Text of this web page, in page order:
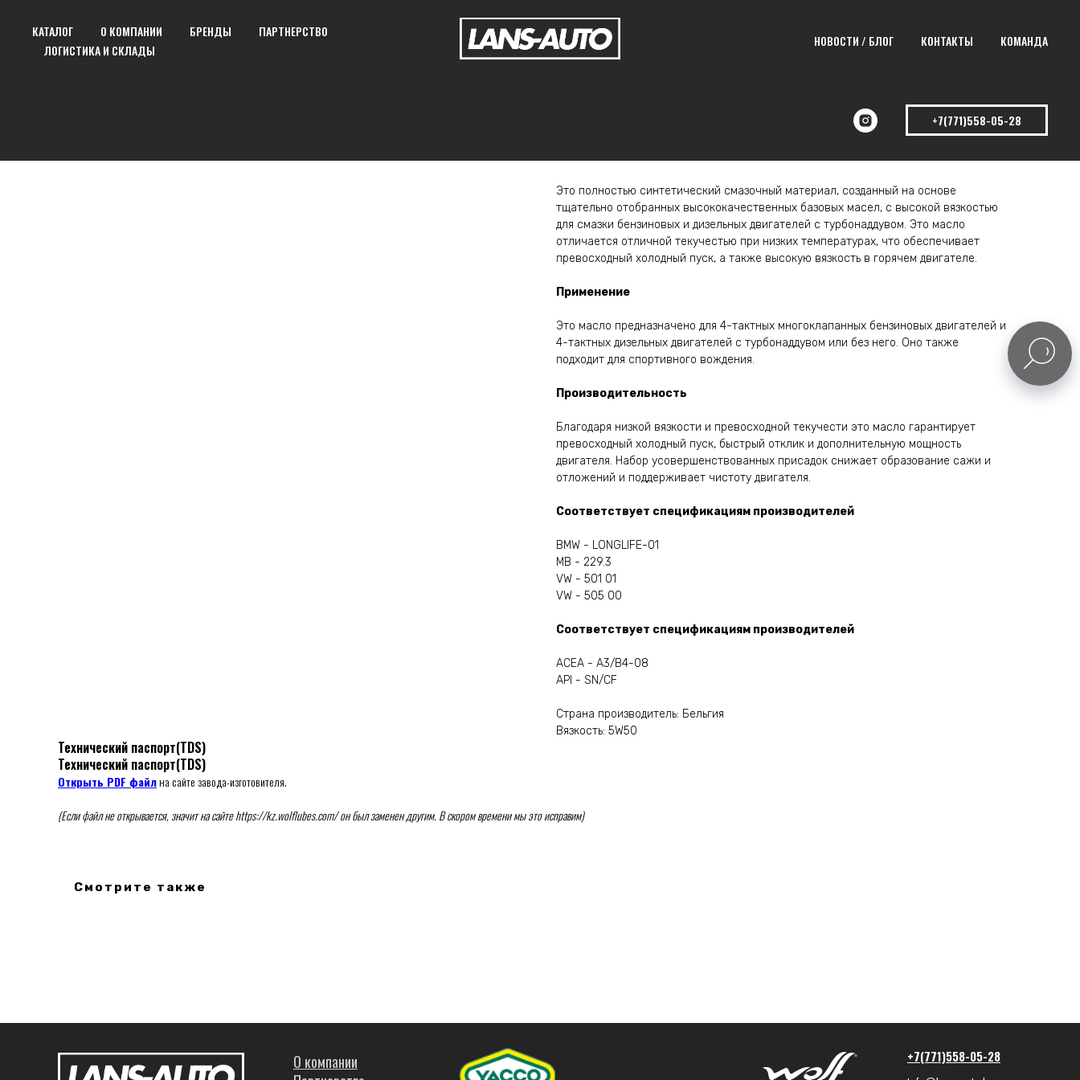
КАТАЛОГ О КОМПАНИИ БРЕНДЫ
ПАРТНЕРСТВО
ЛОГИСТИКА И СКЛАДЫ
НОВОСТИ / БЛОГ КОНТАКТЫ КОМАНДА
+7(771)558-05-28
Это полностью синтетический смазочный материал, созданный на основе
тщательно отобранных высококачественных базовых масел, с высокой вязкостью
для смазки бензиновых и дизельных двигателей с турбонаддувом. Это масло
отличается отличной текучестью при низких температурах, что обеспечивает
превосходный холодный пуск, а также высокую вязкость в горячем двигателе.
Применение
Это масло предназначено для 4-тактных многоклапанных бензиновых двигателей и
4-тактных дизельных двигателей с турбонаддувом или без него. Оно также
подходит для спортивного вождения.
Производительность
Благодаря низкой вязкости и превосходной текучести это масло гарантирует
превосходный холодный пуск, быстрый отклик и дополнительную мощность
двигателя. Набор усовершенствованных присадок снижает образование сажи и
отложений и поддерживает чистоту двигателя.
Соответствует спецификациям производителей
BMW - LONGLIFE-01
MB - 229.3
VW - 501 01
VW - 505 00
Соответствует спецификациям производителей
ACEA - A3/B4-08
API - SN/CF
Страна производитель: Бельгия
Вязкость: 5W50
Технический паспорт(TDS)
Технический паспорт(TDS)
Открыть PDF файлна сайте завода-изготовителя.
(Если файл не открывается, значит на сайте https://kz.wolflubes.com/ он был заменен другим. В скором времени мы это исправим)
Смотрите также
О компании
+7(771)558-05-28